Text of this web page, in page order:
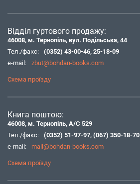
Відділ гуртового продажу:
46008, м. Тернопіль, вул. Подільська, 44
Тел./факс:
(0352) 43-00-46, 25-18-09
e-mail:
zbut@bohdan-books.com
Схема проїзду
Книга поштою:
46008, м. Тернопіль, А/С 529
Тел./факс:
(0352) 51-97-97, (067) 350-18-70
e-mail:
mail@bohdan-books.com
Схема проїзду